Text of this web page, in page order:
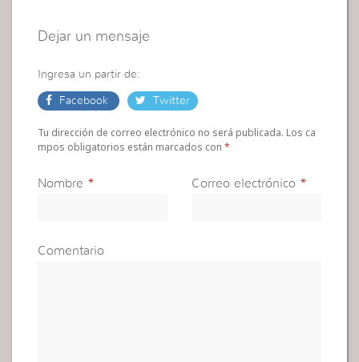
Dejar un mensaje
Ingresa un partir de:
Facebook Twitter
Tu dirección de correo electrónico no será publicada. Los ca
mpos obligatorios están marcados con*
Nombre * Correo electrónico *
Comentario